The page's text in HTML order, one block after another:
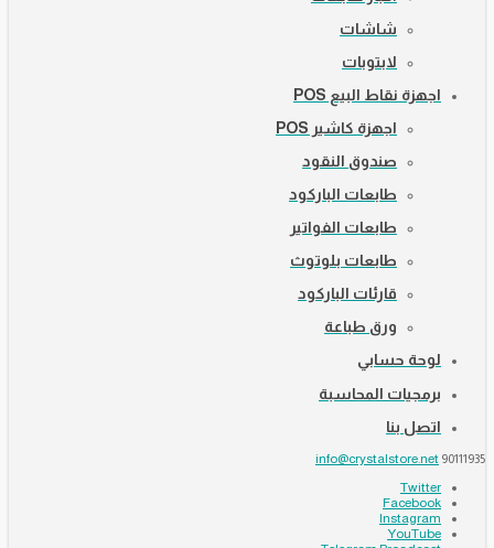
شاشات
لابتوبات
اجهزة نقاط البيع POS
اجهزة كاشير POS
صندوق النقود
طابعات الباركود
طابعات الفواتير
طابعات بلوتوث
قارئات الباركود
ورق طباعة
لوحة حسابي
برمجيات المحاسبة
اتصل بنا
90111935
info@crystalstore.net
Twitter
Facebook
Instagram
YouTube